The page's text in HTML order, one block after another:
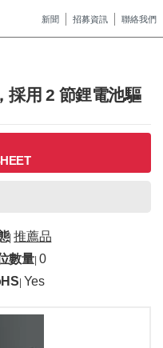
新聞 招募資訊 聯絡我們
採用 2 節鋰電池驅
|推薦品
數量| 0
Yes